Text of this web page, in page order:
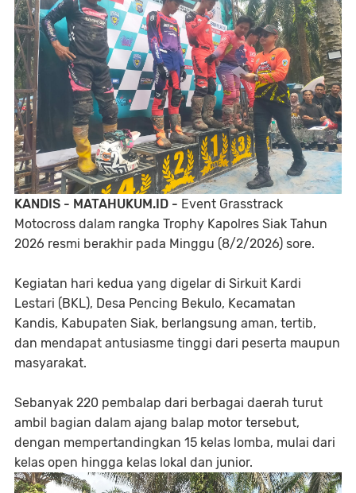
KANDIS - MATAHUKUM.ID - Event Grasstrack
Motocross dalam rangka Trophy Kapolres Siak Tahun
2026 resmi berakhir pada Minggu (8/2/2026) sore.
Kegiatan hari kedua yang digelar di Sirkuit Kardi
Lestari (BKL), Desa Pencing Bekulo, Kecamatan
Kandis, Kabupaten Siak, berlangsung aman, tertib,
dan mendapat antusiasme tinggi dari peserta maupun
masyarakat.
Sebanyak 220 pembalap dari berbagai daerah turut
ambil bagian dalam ajang balap motor tersebut,
dengan mempertandingkan 15 kelas lomba, mulai dari
kelas open hingga kelas lokal dan junior.